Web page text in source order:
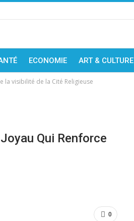
ECONOMIE ART & CULTURE
la visibilité de la Cité Religieuse
Qui Renforce
0